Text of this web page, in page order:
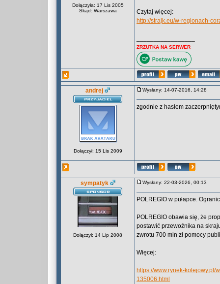
Dołączyła: 17 Lis 2005
Skąd: Warszawa
Czytaj więcej:
http://strajk.eu/w-regionach-
ZRZUTKA NA SERWER
andrej
Dołączył: 15 Lis 2009
Wysłany: 14-07-2016, 14:28
zgodnie z hasłem
sympatyk
Dołączył: 14 Lip 2008
Wysłany: 22-03-2026, 00:13
POLREGIO w pułapce.
POLREGIO obawia się, że
postawić przewoźnika na
zwrotu 700 mln zł pomocy
Więcej:
https://www.rynek-
135006.html